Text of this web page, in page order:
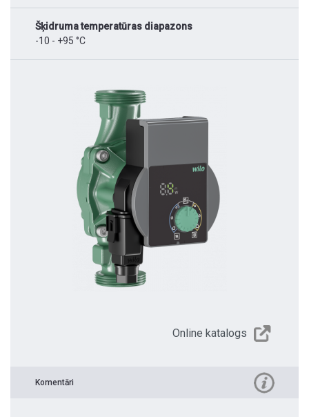
Šķidruma temperatūras diapazons
-10 - +95 °C
Online katalogs
Komentāri